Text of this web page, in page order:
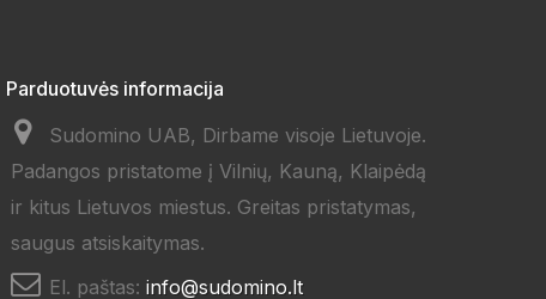
Parduotuvės informacija
Sudomino UAB, Dirbame visoje Lietuvoje.
Padangos pristatome į Vilnių, Kauną, Klaipėdą
ir kitus Lietuvos miestus. Greitas pristatymas,
saugus atsiskaitymas.
El. paštas: info@sudomino.lt